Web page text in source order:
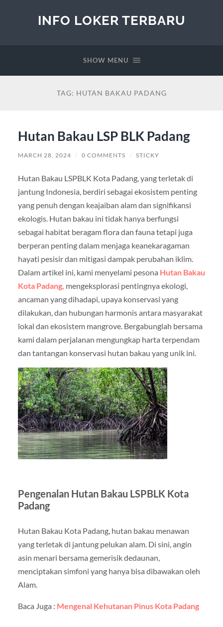
INFO LOKER TERBARU
SHOW MENU
TAG: HUTAN BAKAU PADANG
Hutan Bakau LSP BLK Padang
MARCH 28, 2024 / 0 COMMENTS / STICKY
Hutan Bakau LSPBLK Kota Padang, yang terletak di
jantung Indonesia, berdiri sebagai ekosistem penting
yang penuh dengan keajaiban alam dan signifikansi
ekologis. Hutan bakau ini tidak hanya berfungsi
sebagai habitat beragam flora dan fauna tetapi juga
berperan penting dalam menjaga keanekaragaman
hayati pesisir dan mitigasi dampak perubahan iklim.
Dalam artikel ini, kami menyelami pesona Hutan Bakau
Kota Padang, mengeksplorasi pentingnya ekologi,
ancaman yang dihadapi, upaya konservasi yang
dilakukan, dan hubungan harmonis antara masyarakat
lokal dan ekosistem mangrove. Bergabunglah bersama
kami dalam perjalanan mengungkap harta terpendam
dan tantangan konservasi hutan bakau yang unik ini.
Pengenalan Hutan Bakau LSPBLK Kota
Padang
Hutan Bakau Kota Padang, hutan bakau menawan
yang terletak di jantung pelukan alam. Di sini, angin
asin menari bersama gemerisik dedaunan,
menciptakan simfoni yang hanya bisa dibawakan oleh
Alam.
Baca Juga : Mengenal Kehutanan Pinus Kota Padang